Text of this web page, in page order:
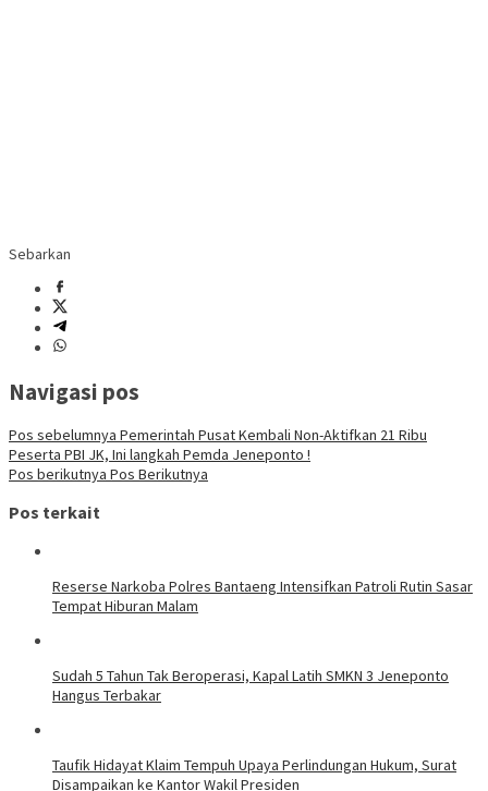
Sebarkan
Navigasi pos
Pos sebelumnya Pemerintah Pusat Kembali Non-Aktifkan 21 Ribu
Peserta PBI JK, Ini langkah Pemda Jeneponto !
Pos berikutnya Pos Berikutnya
Pos terkait
Reserse Narkoba Polres Bantaeng Intensifkan Patroli Rutin Sasar
Tempat Hiburan Malam
Sudah 5 Tahun Tak Beroperasi, Kapal Latih SMKN 3 Jeneponto
Hangus Terbakar
Taufik Hidayat Klaim Tempuh Upaya Perlindungan Hukum, Surat
Disampaikan ke Kantor Wakil Presiden